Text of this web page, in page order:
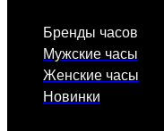
Бренды часов
Мужские часы
Женские часы
Новинки